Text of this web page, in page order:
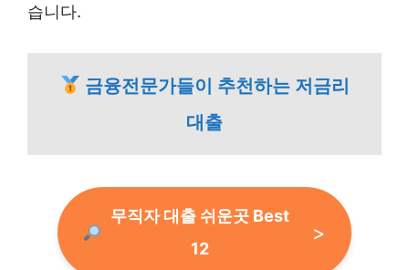
습니다.
금융전문가들이 추천하는 저금리
대출
무직자 대출 쉬운곳 Best
12